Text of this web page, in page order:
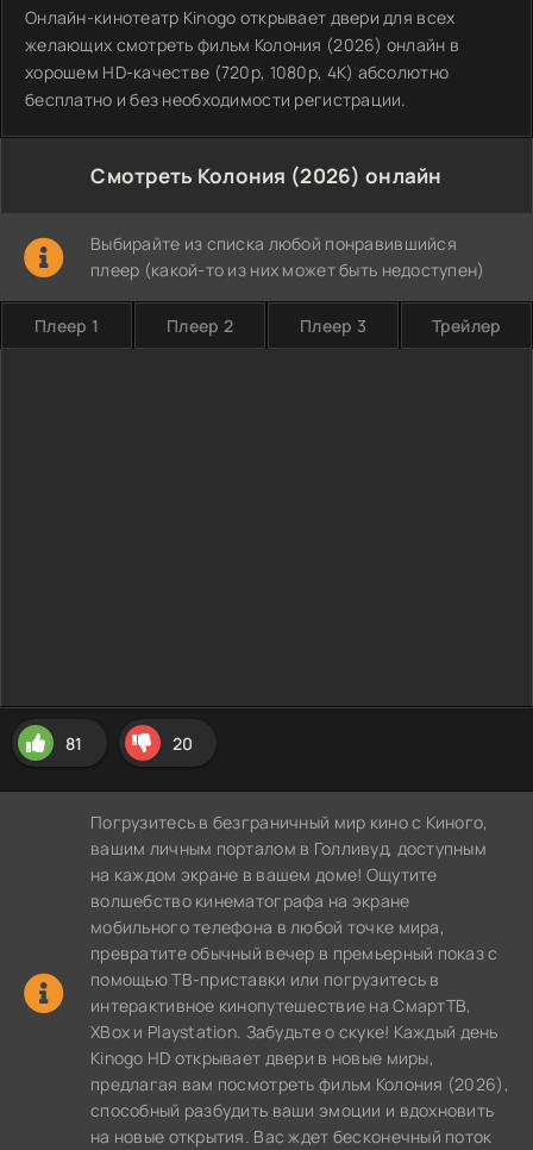
Онлайн-кинотеатр Kinogo открывает двери для всех
желающих смотреть фильм Колония (2026) онлайн в
хорошем HD-качестве (720p, 1080p, 4K) абсолютно
бесплатно и без необходимости регистрации.
Смотреть Колония (2026) онлайн
Выбирайте из списка любой понравившийся
плеер (какой-то из них может быть недоступен)
Плеер 1 Плеер 2 Плеер 3 Трейлер
81 20
Погрузитесь в безграничный мир кино с Киного,
вашим личным порталом в Голливуд, доступным
на каждом экране в вашем доме! Ощутите
волшебство кинематографа на экране
мобильного телефона в любой точке мира,
превратите обычный вечер в премьерный показ с
помощью ТВ-приставки или погрузитесь в
интерактивное кинопутешествие на СмартТВ,
XBox и Playstation. Забудьте о скуке! Каждый день
Kinogo HD открывает двери в новые миры,
предлагая вам посмотреть фильм Колония (2026),
способный разбудить ваши эмоции и вдохновить
на новые открытия. Вас ждет бесконечный поток